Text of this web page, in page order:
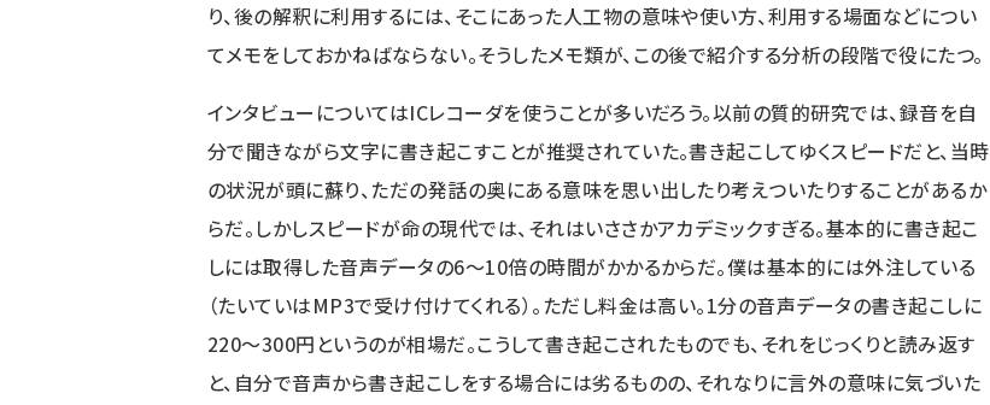
り、後の解釈に利用するには、そこにあった人工物の意味や使い方、利用する場面などについ
てメモをしておかねばならない。そうしたメモ類が、この後で紹介する分析の段階で役にたつ。
インタビューについてはICレコーダを使うことが多いだろう。以前の質的研究では、録音を自
分で聞きながら文字に書き起こすことが推奨されていた。書き起こしてゆくスピードだと、当時
の状況が頭に蘇り、ただの発話の奥にある意味を思い出したり考えついたりすることがあるか
らだ。しかしスピードが命の現代では、それはいささかアカデミックすぎる。基本的に書き起こ
しには取得した音声データの6～10倍の時間がかかるからだ。僕は基本的には外注している
（たいていはMP3で受け付けてくれる）。ただし料金は高い。1分の音声データの書き起こしに
220～300円というのが相場だ。こうして書き起こされたものでも、それをじっくりと読み返す
と、自分で音声から書き起こしをする場合には劣るものの、それなりに言外の意味に気づいた